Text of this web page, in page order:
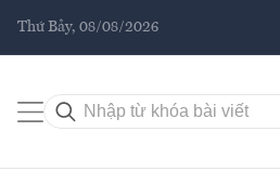
Thứ Bảy, 08/08/2026